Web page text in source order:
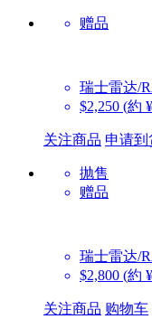
赠品
瑞士雷达/
$2,250 (約
关注商品 申请到
抛售
赠品
瑞士雷达/
$2,800 (約
关注商品 购物车